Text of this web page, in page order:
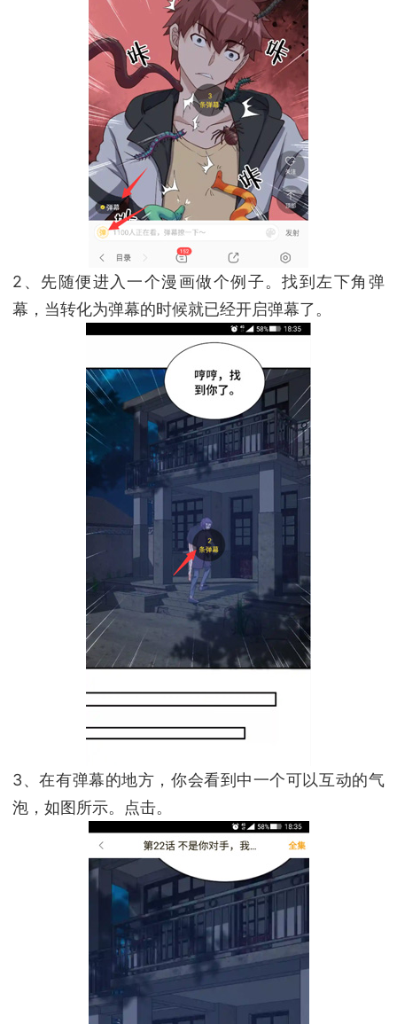
2、先随便进入一个漫画做个例子。找到左下角弹
幕，当转化为弹幕的时候就已经开启弹幕了。
3、在有弹幕的地方，你会看到中一个可以互动的气
泡，如图所示。点击。